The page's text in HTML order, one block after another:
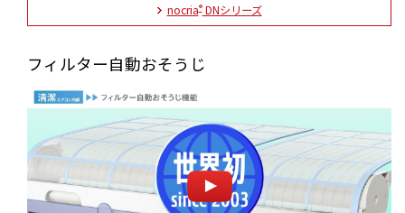
nocria®DNシリーズ
フィルター自動おそうじ